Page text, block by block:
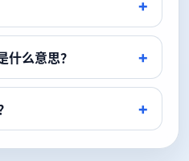
什么意思？